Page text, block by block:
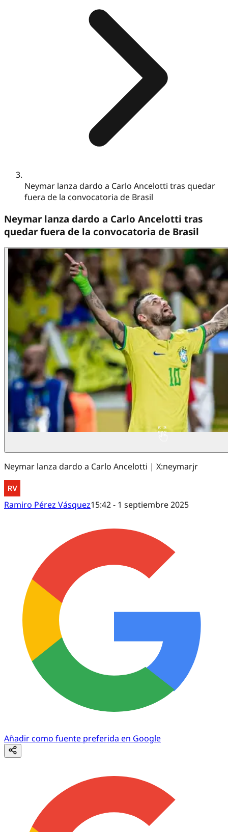
Neymar lanza dardo a Carlo Ancelotti tras quedar
fuera de la convocatoria de Brasil
Neymar lanza dardo a Carlo Ancelotti tras
quedar fuera de la convocatoria de Brasil
Neymar lanza dardo a Carlo Ancelotti | X:neymarjr
Ramiro Pérez Vásquez15:42 - 1 septiembre 2025
Añadir como fuente preferida en Google